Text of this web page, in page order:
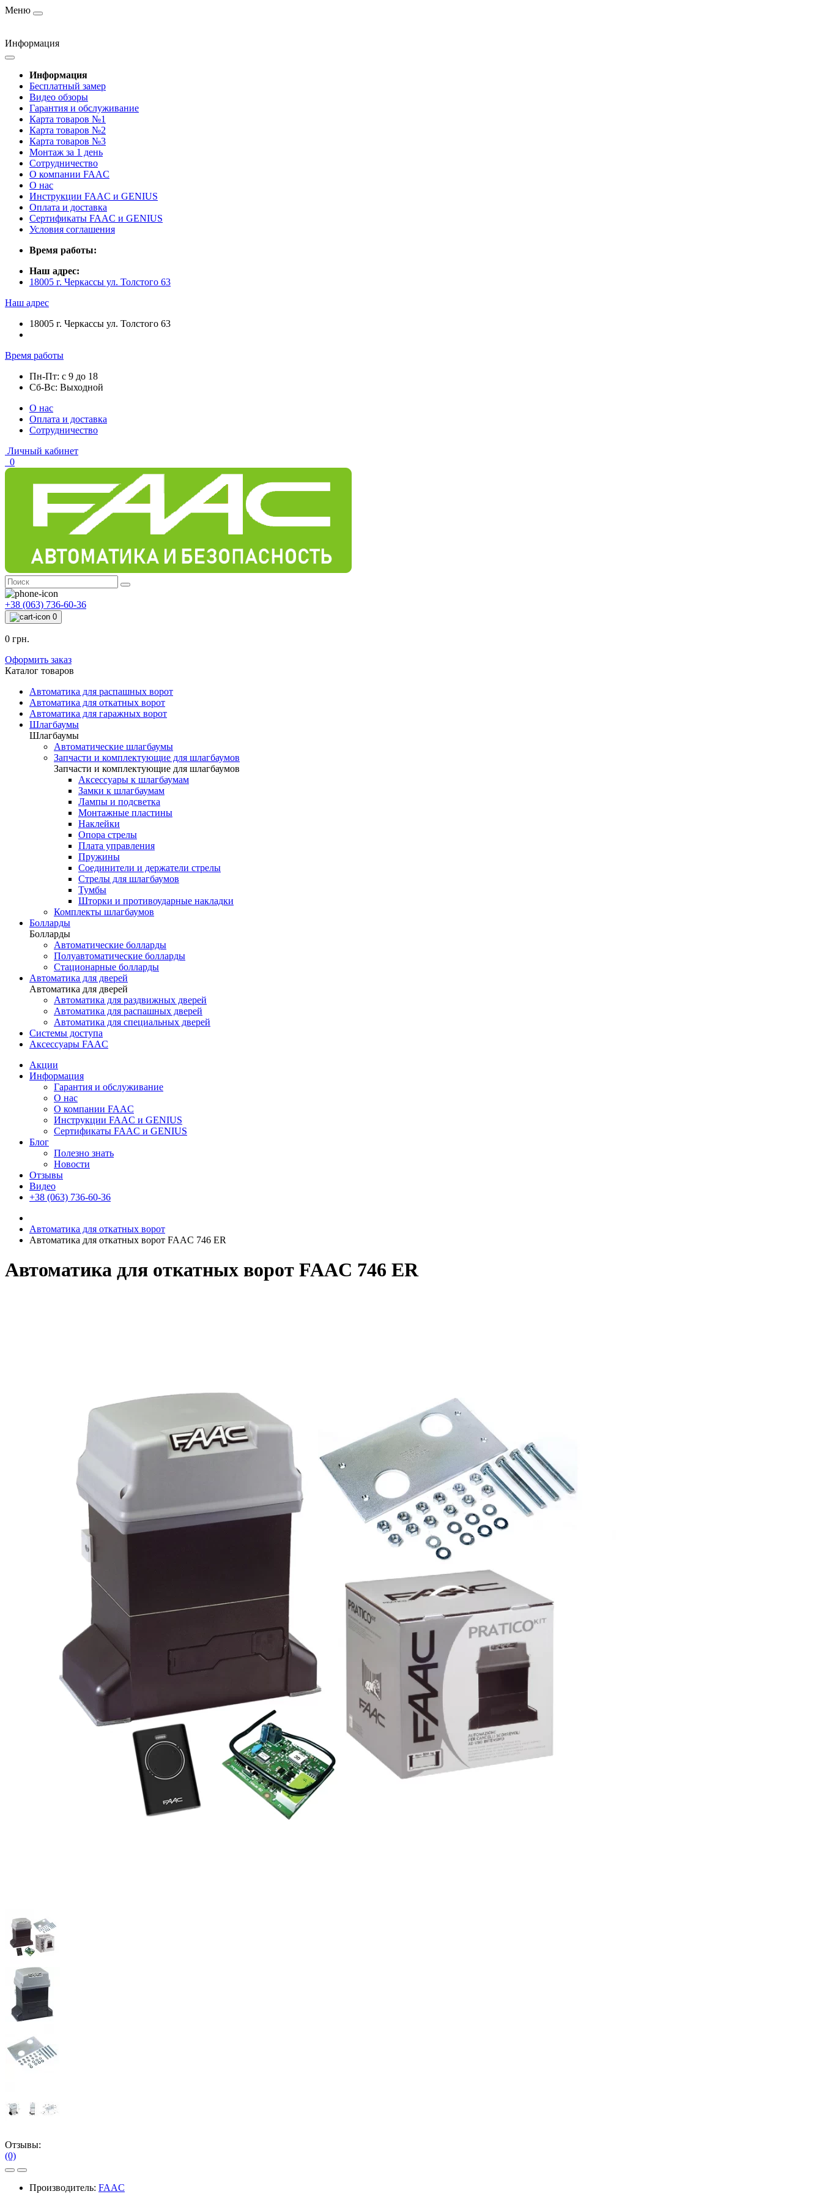
Меню
Информация
Информация
Бесплатный замер
Видео обзоры
Гарантия и обслуживание
Карта товаров №1
Карта товаров №2
Карта товаров №3
Монтаж за 1 день
Сотрудничество
О компании FAAC
О нас
Инструкции FAAC и GENIUS
Оплата и доставка
Сертификаты FAAC и GENIUS
Условия соглашения
Время работы:
Наш адрес:
18005 г. Черкассы ул. Толстого 63
Наш адрес
18005 г. Черкассы ул. Толстого 63
Время работы
Пн-Пт: с 9 до 18
Сб-Вс: Выходной
О нас
Оплата и доставка
Сотрудничество
Личный кабинет
0
+38 (063) 736-60-36
0
0 грн.
Оформить заказ
Каталог товаров
Автоматика для распашных ворот
Автоматика для откатных ворот
Автоматика для гаражных ворот
Шлагбаумы
Шлагбаумы
Автоматические шлагбаумы
Запчасти и комплектующие для шлагбаумов
Запчасти и комплектующие для шлагбаумов
Аксессуары к шлагбаумам
Замки к шлагбаумам
Лампы и подсветка
Монтажные пластины
Наклейки
Опора стрелы
Плата управления
Пружины
Соединители и держатели стрелы
Стрелы для шлагбаумов
Тумбы
Шторки и противоударные накладки
Комплекты шлагбаумов
Болларды
Болларды
Автоматические болларды
Полуавтоматические болларды
Стационарные болларды
Автоматика для дверей
Автоматика для дверей
Автоматика для раздвижных дверей
Автоматика для распашных дверей
Автоматика для специальных дверей
Системы доступа
Аксессуары FAAC
Акции
Информация
Гарантия и обслуживание
О нас
О компании FAAC
Инструкции FAAC и GENIUS
Сертификаты FAAC и GENIUS
Блог
Полезно знать
Новости
Отзывы
Видео
+38 (063) 736-60-36
Автоматика для откатных ворот
Автоматика для откатных ворот FAAC 746 ER
Автоматика для откатных ворот FAAC 746 ER
Отзывы:
(0)
Производитель: FAAC